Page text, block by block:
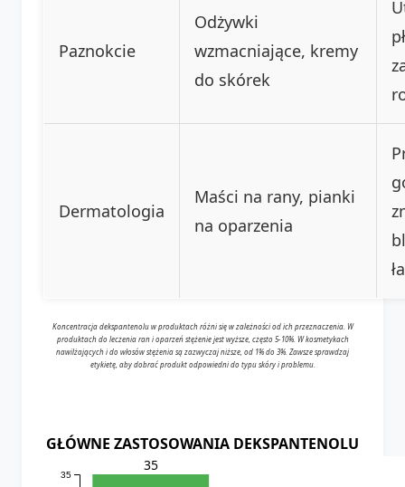
Paznokcie
Odżywki
wzmacniające, kremy
do skórek
Dermatologia
Maści na rany, pianki
na oparzenia
Koncentracja dekspantenolu w produktach różni się w zależności od ich przeznaczenia. W
produktach do leczenia ran i oparzeń stężenie jest wyższe, często 5-10%. W kosmetykach
nawilżających i do włosów stężenia są zazwyczaj niższe, od 1% do 3%. Zawsze sprawdzaj
etykietę, aby dobrać produkt odpowiedni do typu skóry i problemu.
GŁÓWNE ZASTOSOWANIA DEKSPANTENOLU
35
35